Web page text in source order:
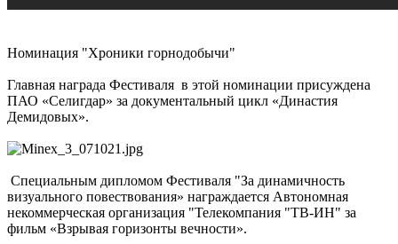
Номинация "Хроники горнодобычи"
Главная награда Фестиваля в этой номинации присуждена
ПАО «Селигдар» за документальный цикл «Династия
Демидовых».
Специальным дипломом Фестиваля "За динамичность
визуального повествования» награждается Автономная
некоммерческая организация "Телекомпания "ТВ-ИН" за
фильм «Взрывая горизонты вечности».